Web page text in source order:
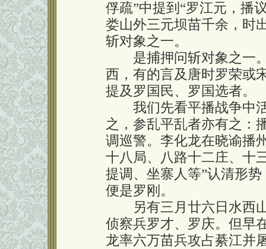
俘疏”中提到“罗江元，播
娄山外三元坝苗千余，时
斩对象之一。
是捕押问斩对象之一。
西，有的言及唐时罗荣或
提及罗国民、罗国选者。
我们先看平播战争中活
之，参乱平乱者亦有之：
调巡警。李化龙在晓谕播
十八局、八路十二庄、十
提调、坐寨人等”认清形
便是罗刚。
另有三月廿六日水西山
侦察兵罗才、罗庆。但早
龙率六万苗兵攻占綦江并